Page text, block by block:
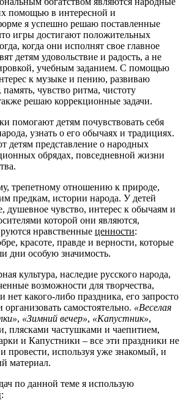
помощью в интересной и
я успешно решаю поставленные
игры достигают положительных
когда они исполнят свое главное
детям удовольствие и радость, а не
учебным заданием. С помощью
к музыке и пению, развиваю
чувство ритма, чистоту
решаю коррекционные задачи.
помогают детям почувствовать себя
узнать о его обычаях и традициях.
детям представление о народных
обрядах, повседневной жизни
трепетному отношению к природе,
предкам, истории народа. У детей
душевное чувство, интерес к обычаям и
которой они являются,
нравственные ценности:
красоте, правде и верности, которые
дни особую значимость.
культура, наследие русского народа,
возможности для творчества,
нет какого-либо праздника, его запросто
самостоятельно. «Веселая
, «Зимний вечер», «Капустник»,
плясками частушками и чаепитием,
и Капустники – все эти праздники не
провести, используя уже знакомый, и
материал.
по данной теме я использую
: